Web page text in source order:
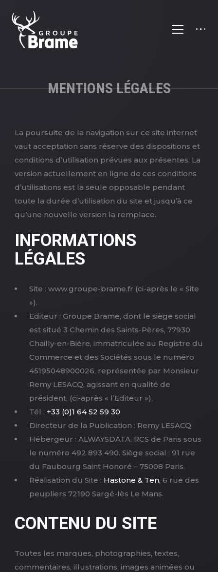
MENTIONS LÉGALES
La poursuite de la navigation sur ce site internet
vaut acceptation sans réserve des dispositions et
conditions d’utilisation prévues aux présentes. La
version actuellement en ligne de ces conditions
d’utilisations est la seule opposable pendant
toute la durée d’utilisation du site et jusqu’à ce
qu’une nouvelle version la remplace.
INFORMATIONS
LÉGALES
Site : www.groupe-brame.fr (ci-après le « Site
»).
Editeur : Groupe Brame, dont le siège social
est situé 3 Chemin des Saints-Pères, 77930
Chailly-en-Bière, immatriculée au Registre du
Commerce et des Sociétés sous le numéro
45195048900026, représentée par Monsieur
Remy LESACQ, agissant en qualité de
président, (ci-après « l’Editeur »),
Tél : +33 (0)1 64 52 59 30
Directeur de la Publication : Remy LESACQ
Hébergeur : ALWAYSDATA, RCS de Paris sous
le numéro 492 893 490. Siège social : 91 rue
du Faubourg Saint Honoré – 75008 Paris.
Réalisation du Site : Hastone & Ten, 6 rue des
peupliers 72190 Sargé-lès Le Mans.
CONTENU DU SITE
Toutes les marques, photographies, textes,
commentaires, illustrations, images animées ou